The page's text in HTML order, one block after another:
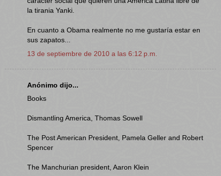
la tirania Yanki.
En cuanto a Obama realmente no me gustaría estar en
sus zapatos...
13 de septiembre de 2010 a las 6:12 p.m.
Anónimo dijo...
Books
Dismantling America, Thomas Sowell
The Post American President, Pamela Geller and Robert
Spencer
The Manchurian president, Aaron Klein